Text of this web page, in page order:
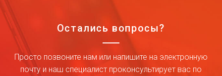
Остались вопросы?
Просто позвоните нам или напишите на электронную
почту и наш специалист проконсультирует вас по